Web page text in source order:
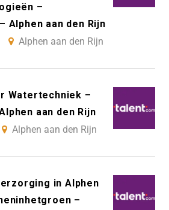
–
Alphen aan den Rijn
Alphen aan den Rijn
Watertechniek –
aan den Rijn
Alphen aan den Rijn
in Alphen
–